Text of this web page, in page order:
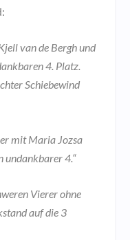
van de Bergh und
4. Platz.
Schiebewind
mit Maria Jozsa
undankbarer 4.“
Vierer ohne
auf die 3